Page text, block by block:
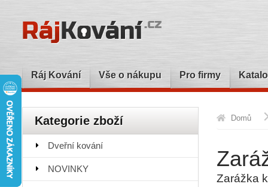
Ráj Kování Vše o nákupu Pro firmy
Kategorie zboží
Dveřní kování
NOVINKY
Domů
Zarážka